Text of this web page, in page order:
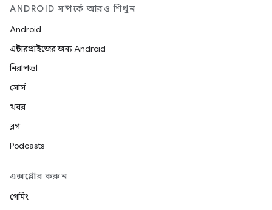
ANDROID সম্পর্কে আরও শিখুন
Android
এন্টারপ্রাইজের জন্য Android
নিরাপত্তা
সোর্স
খবর
ব্লগ
Podcasts
এক্সপ্লোর করুন
গেমিং